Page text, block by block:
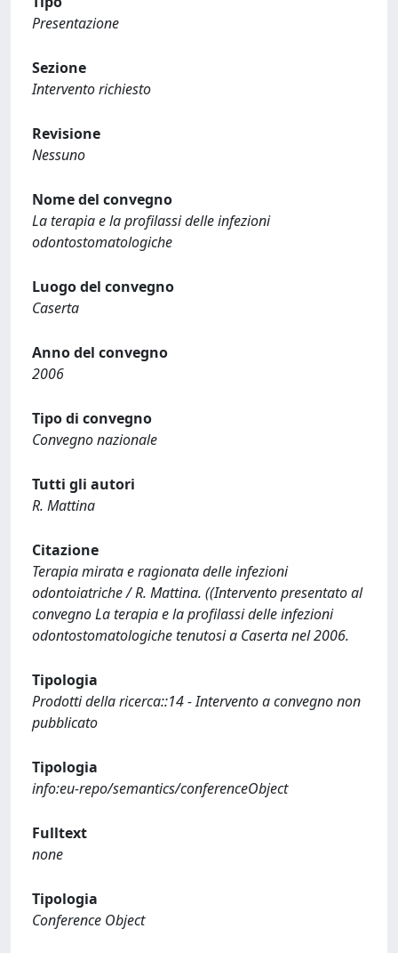
Presentazione
Sezione
Intervento richiesto
Revisione
Nessuno
Nome del convegno
La terapia e la profilassi delle infezioni
odontostomatologiche
Luogo del convegno
Caserta
Anno del convegno
2006
Tipo di convegno
Convegno nazionale
Tutti gli autori
R. Mattina
Citazione
Terapia mirata e ragionata delle infezioni
odontoiatriche / R. Mattina. ((Intervento presentato al
convegno La terapia e la profilassi delle infezioni
odontostomatologiche tenutosi a Caserta nel 2006.
Tipologia
Prodotti della ricerca::14 - Intervento a convegno non
pubblicato
Tipologia
info:eu-repo/semantics/conferenceObject
Fulltext
none
Tipologia
Conference Object